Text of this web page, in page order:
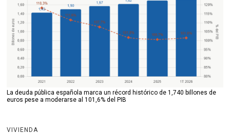
La deuda pública española marca un récord histórico de 1,740 billones de
euros pese a moderarse al 101,6% del PIB
VIVIENDA